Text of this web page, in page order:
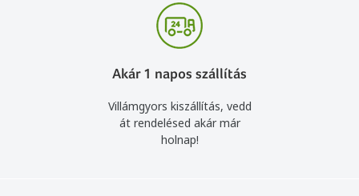
Akár 1 napos szállítás
Villámgyors kiszállítás, vedd
át rendelésed akár már
holnap!